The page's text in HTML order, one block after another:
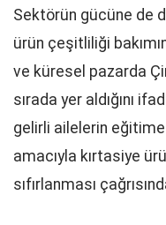
Sektörün gücüne de
ürün çeşitliliği
ve küresel pazarda
sırada yer aldığını
gelirli ailelerin
amacıyla kırtasiye
sıfırlanması